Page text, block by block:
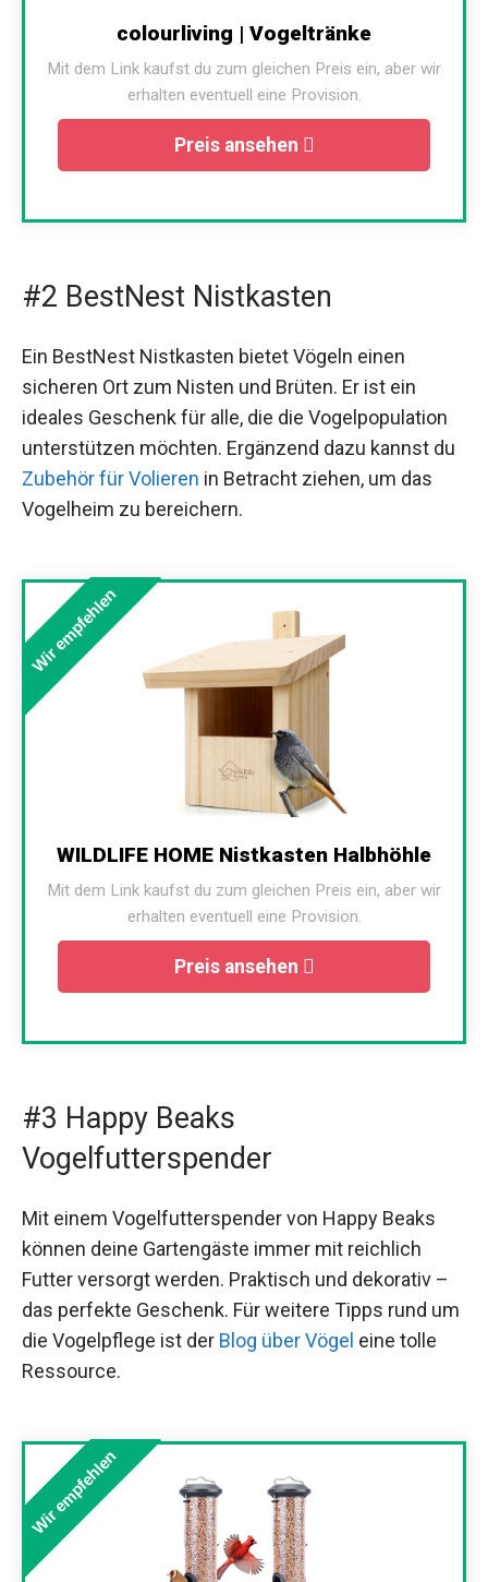
colourliving | Vogeltränke
Mit dem Link kaufst du zum gleichen Preis ein, aber wir
erhalten eventuell eine Provision.
Preis ansehen
#2 BestNest Nistkasten
Ein BestNest Nistkasten bietet Vögeln einen
sicheren Ort zum Nisten und Brüten. Er ist ein
ideales Geschenk für alle, die die Vogelpopulation
unterstützen möchten. Ergänzend dazu kannst du
Zubehör für Volieren in Betracht ziehen, um das
Vogelheim zu bereichern.
Wir empfehlen
WILDLIFE HOME Nistkasten Halbhöhle
Mit dem Link kaufst du zum gleichen Preis ein, aber wir
erhalten eventuell eine Provision.
Preis ansehen
#3 Happy Beaks
Vogelfutterspender
Mit einem Vogelfutterspender von Happy Beaks
können deine Gartengäste immer mit reichlich
Futter versorgt werden. Praktisch und dekorativ –
das perfekte Geschenk. Für weitere Tipps rund um
die Vogelpflege ist der Blog über Vögel eine tolle
Ressource.
Wir empfehlen